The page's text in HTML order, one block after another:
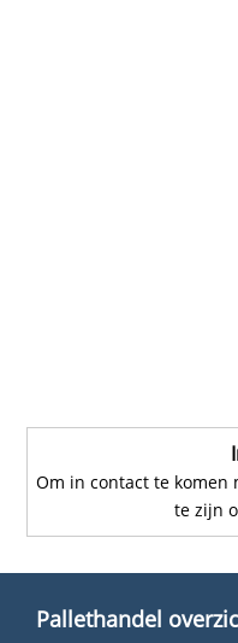
Om in contact te komen
te zijn
Pallethandel